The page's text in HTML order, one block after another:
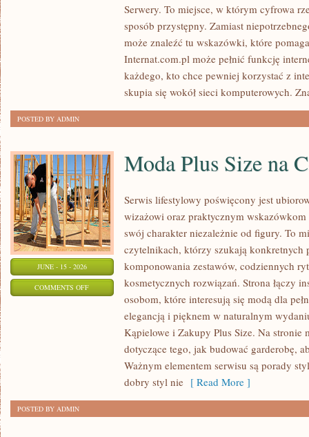
SATELITARNY
Serwery. To miejsce, w którym cyfrowa
sposób przystępny. Zamiast
może znaleźć tu wskazówki, które
Internat.com.pl może pełnić funkcję
każdego, kto chce pewniej korzystać z
skupia się wokół sieci komputerowych.
POSTED BY ADMIN
JUNE - 15 - 2026
COMMENTS OFFON
Moda Plus Size na
Serwis lifestylowy poświęcony jest
wizażowi oraz praktycznym
swój charakter niezależnie od figury. To
czytelnikach, którzy szukają konkretnych
komponowania zestawów, codziennych
kosmetycznych rozwiązań. Strona łączy
osobom, które interesują się modą dla
elegancją i pięknem w naturalnym
Kąpielowe i Zakupy Plus Size. Na stronie
dotyczące tego, jak budować garderobę,
Ważnym elementem serwisu są porady
dobry styl nie [ Read More ]
POSTED BY ADMIN